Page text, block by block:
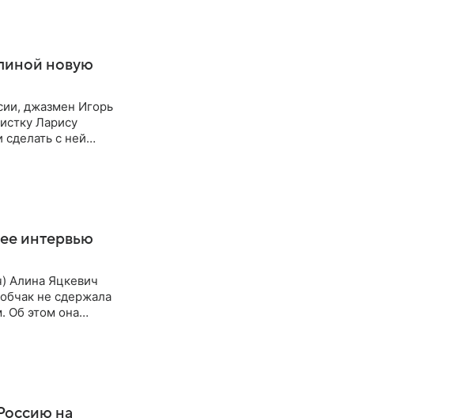
новую
джазмен Игорь
Ларису
с ней
интервью
Алина Яцкевич
не сдержала
Об этом она
на